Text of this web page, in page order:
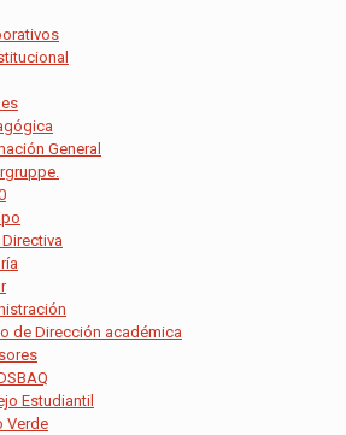
General
de Dirección académica
Estudiantil
Verde